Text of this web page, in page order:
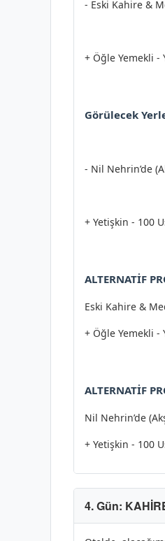
- Eski Kahire &
+ Öğle Yemekli -
Görülecek
- Nil Nehrin’de
+ Yetişkin - 100
ALTERNATİF
Eski Kahire &
+ Öğle Yemekli -
ALTERNATİF
Nil Nehrin’de
+ Yetişkin - 100
4. Gün: